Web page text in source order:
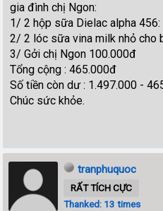
gia đình chị Ngon:
1/ 2 hộp sữa Dielac alpha
2/ 2 lóc sữa vina milk nhỏ cho
3/ Gởi chị Ngon 100.000đ
Tổng cộng : 465.000đ
Số tiền còn dư : 1.497.000 -
Chúc sức khỏe.
tranphuquoc
RẤT TÍCH CỰC
Thanked: 13 times